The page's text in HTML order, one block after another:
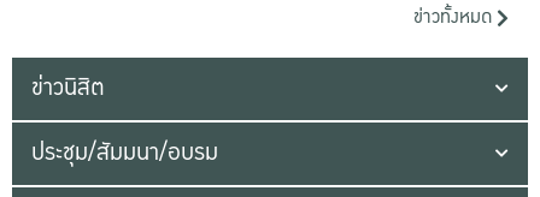
ข่าวทั้งหมด
ข่าวนิสิต
ประชุม/สัมมนา/อบรม